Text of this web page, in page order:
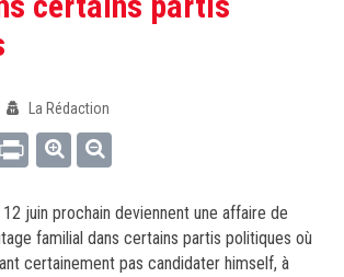
La Rédaction
Print
juin prochain deviennent une affaire de
familial dans certains partis politiques où
certainement pas candidater himself, à